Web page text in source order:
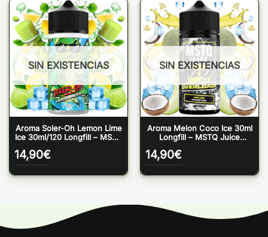
SIN EXISTENCIAS
Aroma Soler-Oh Lemon Lime
Ice 30ml/120 Longfill – MSTQ
14,90€
SIN EXISTENCIAS
Aroma Melon Coco Ice 30ml
Longfill – MSTQ Juice
14,90€